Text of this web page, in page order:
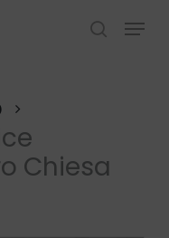
search
Menu
Chiesa